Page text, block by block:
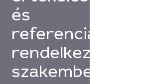
és
referenciákkal
rendelkező
szakembert!